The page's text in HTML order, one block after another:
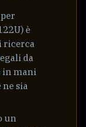
è
da
in mani
sia
un